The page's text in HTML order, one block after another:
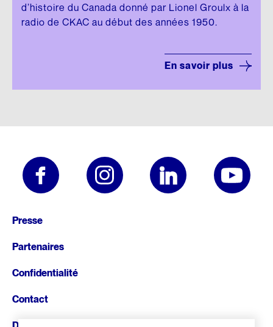
d’histoire du Canada donné par Lionel Groulx à la
radio de CKAC au début des années 1950.
En savoir plus
page
Presse
Partenaires
Confidentialité
Contact